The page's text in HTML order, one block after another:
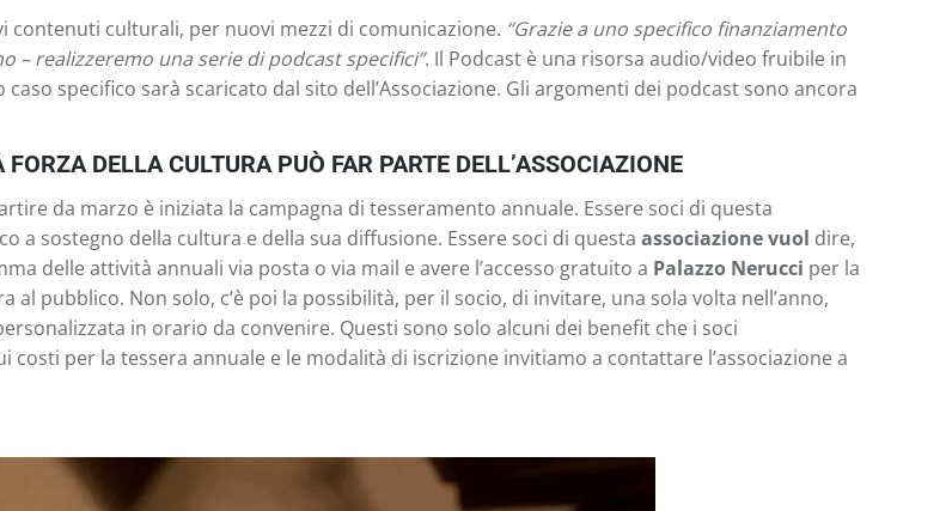
contenuti culturali, per nuovi mezzi di comunicazione. “Grazie a uno specifico finanziamento
– realizzeremo una serie di podcast specifici”. Il Podcast è una risorsa audio/video fruibile in
specifico sarà scaricato dal sito dell’Associazione. Gli argomenti dei podcast sono ancora
DELLA CULTURA PUÒ FAR PARTE DELL’ASSOCIAZIONE
da marzo è iniziata la campagna di tesseramento annuale. Essere soci di questa
a sostegno della cultura e della sua diffusione. Essere soci di questa associazione vuol dire,
delle attività annuali via posta o via mail e avere l’accesso gratuito a Palazzo Nerucci per la
pubblico. Non solo, c’è poi la possibilità, per il socio, di invitare, una sola volta nell’anno,
in orario da convenire. Questi sono solo alcuni dei benefit che i soci
per la tessera annuale e le modalità di iscrizione invitiamo a contattare l’associazione a